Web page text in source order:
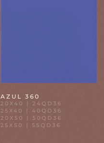
AZUL 360
20X40 | 24QD36
25X40 | 40QD36
20X50 | 50QD36
25X50 | 55QD36